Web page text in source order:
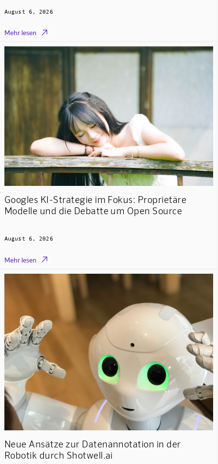
August 6, 2026
Mehr lesen 
Googles KI-Strategie im Fokus: Proprietäre
Modelle und die Debatte um Open Source
August 6, 2026
Mehr lesen 
Neue Ansätze zur Datenannotation in der
Robotik durch Shotwell.ai